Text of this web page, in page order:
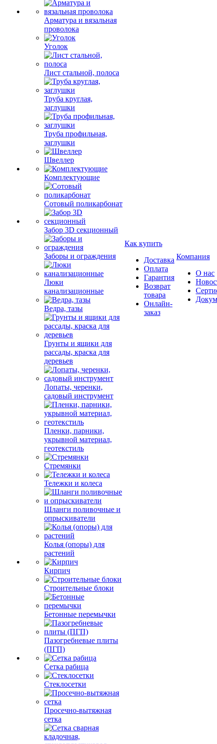
Арматура и вязальная
проволока
Уголок
Лист стальной, полоса
Труба круглая,
заглушки
Труба профильная,
заглушки
Швеллер
Комплектующие
Сотовый поликарбонат
Забор 3D секционный
Заборы и ограждения
Люки
канализационные
Ведра, тазы
Грунты и ящики для
рассады, краска для
деревьев
Лопаты, черенки,
садовый инструмент
Пленки, парники,
укрывной материал,
геотекстиль
Стремянки
Тележки и колеса
Шланги поливочные и
опрыскиватели
Колья (опоры) для
растений
Кирпич
Строительные блоки
Бетонные перемычки
Пазогребневые плиты
(ПГП)
Сетка рабица
Стеклосетки
Просечно-вытяжная
сетка
Как купить
Доставка
Оплата
Гарантия
Возврат
товара
Онлайн-
заказ
Компания
О нас